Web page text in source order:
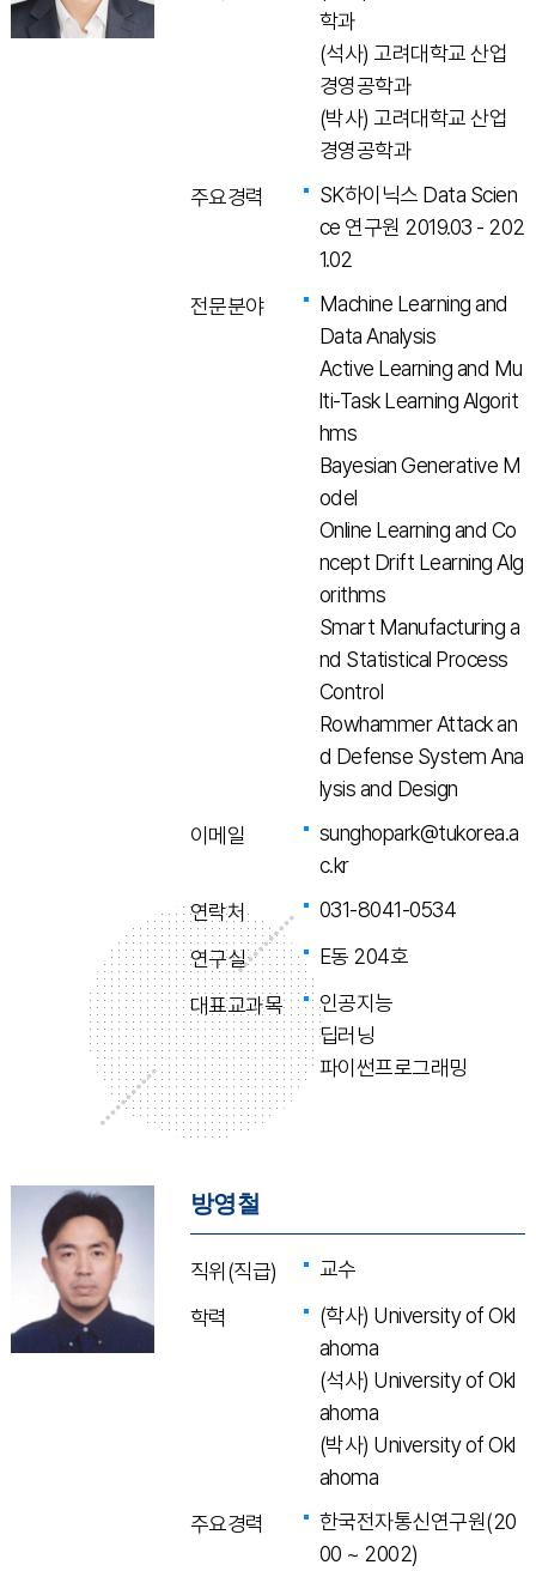
학과
(석사) 고려대학교 산업
경영공학과
(박사) 고려대학교 산업
경영공학과
주요경력
SK하이닉스 Data Scien
ce 연구원 2019.03 - 202
1.02
전문분야
Machine Learning and
Data Analysis
Active Learning and Mu
lti-Task Learning Algorit
hms
Bayesian Generative M
odel
Online Learning and Co
ncept Drift Learning Alg
orithms
Smart Manufacturing a
nd Statistical Process
Control
Rowhammer Attack an
d Defense System Ana
lysis and Design
이메일
sunghopark@tukorea.a
c.kr
연락처
031-8041-0534
연구실
E동 204호
대표교과목
인공지능
딥러닝
파이썬프로그래밍
방영철
직위(직급)
교수
학력
(학사) University of Okl
ahoma
(석사) University of Okl
ahoma
(박사) University of Okl
ahoma
주요경력
한국전자통신연구원(20
00 ~ 2002)